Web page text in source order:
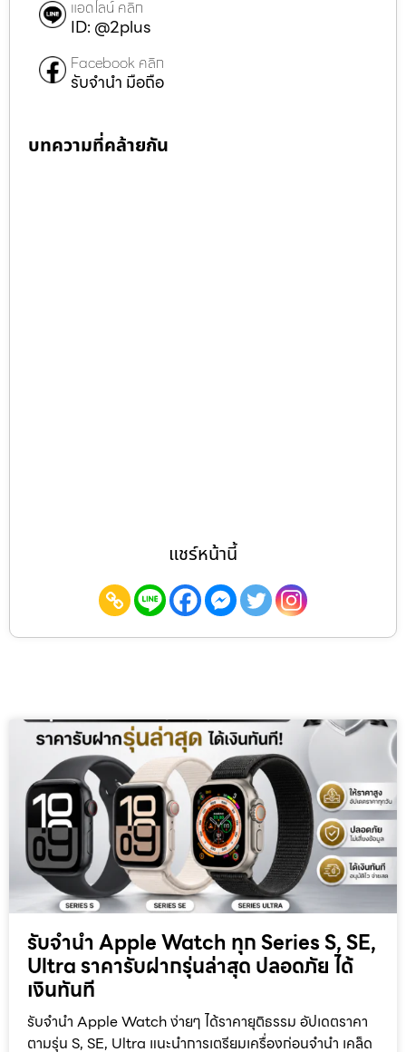
แอดไลน์ คลิก
ID: @2plus
Facebook คลิก
รับจำนำ มือถือ
บทความที่คล้ายกัน
แชร์หน้านี้
รับจำนำ Apple Watch ทุก Series S, SE,
Ultra ราคารับฝากรุ่นล่าสุด ปลอดภัย ได้
เงินทันที
รับจำนำ Apple Watch ง่ายๆ ได้ราคายุติธรรม อัปเดตราคา
ตามรุ่น S, SE, Ultra แนะนำการเตรียมเครื่องก่อนจำนำ เคล็ด